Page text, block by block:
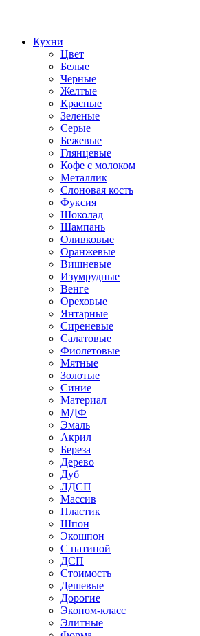
Кухни
Цвет
Белые
Черные
Желтые
Красные
Зеленые
Серые
Бежевые
Глянцевые
Кофе с молоком
Металлик
Слоновая кость
Фуксия
Шоколад
Шампань
Оливковые
Оранжевые
Вишневые
Изумрудные
Венге
Ореховые
Янтарные
Сиреневые
Салатовые
Фиолетовые
Мятные
Золотые
Синие
Материал
МДФ
Эмаль
Акрил
Береза
Дерево
Дуб
ЛДСП
Массив
Пластик
Шпон
Экошпон
С патиной
ДСП
Стоимость
Дешевые
Дорогие
Эконом-класс
Элитные